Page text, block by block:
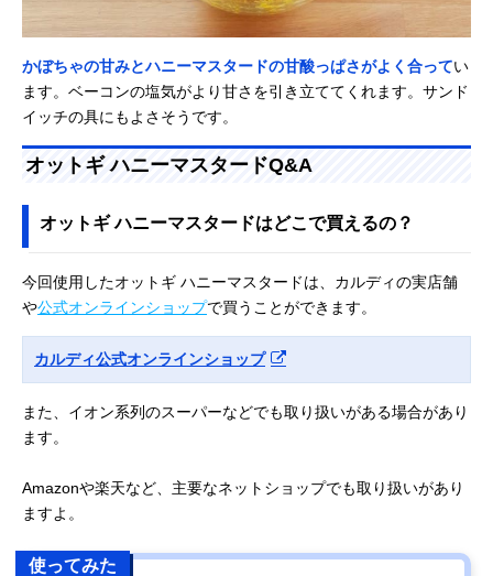
かぼちゃの甘みとハニーマスタードの甘酸っぱさがよく合ってい
ます。ベーコンの塩気がより甘さを引き立ててくれます。サンド
イッチの具にもよさそうです。
オットギ ハニーマスタードQ&A
オットギ ハニーマスタードはどこで買えるの？
今回使用したオットギ ハニーマスタードは、カルディの実店舗
や公式オンラインショップで買うことができます。
カルディ公式オンラインショップ
また、イオン系列のスーパーなどでも取り扱いがある場合があり
ます。
Amazonや楽天など、主要なネットショップでも取り扱いがあり
ますよ。
使ってみた